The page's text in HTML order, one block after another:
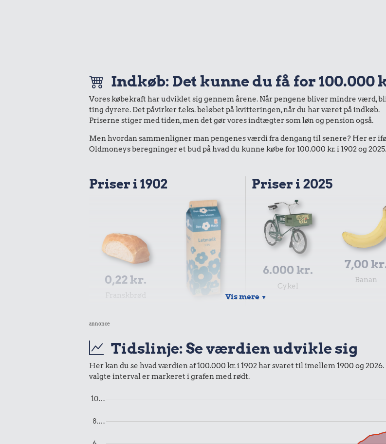
Indkøb: Det kunne du få for 100.000
Vores købekraft har udviklet sig gennem årene. Når pengene bliver mindre værd,
ting dyrere. Det påvirker f.eks. beløbet på kvitteringen, når du har været på indkøb.
Priserne stiger med tiden, men det gør vores indtægter som løn og pension også.
Men hvordan sammenligner man pengenes værdi fra dengang til senere? Her er
Oldmoneys beregninger et bud på hvad du kunne købe for 100.000 kr. i 1902 og 2025.
Priser i 1902
0,22 kr.
Franskbrød
0,42 kr.
Avis
Taxatur,
Lufthavnen
Priser i 2025
6.000 kr.
Cykel
7,00
Banan
Syltede rødbeder
Vis mere ▼
annonce
Tidslinje: Se værdien udvikle sig
Her kan du se hvad værdien af 100.000 kr. i 1902 har svaret til imellem 1900 og 2026.
valgte interval er markeret i grafen med rødt.
8.…
10…